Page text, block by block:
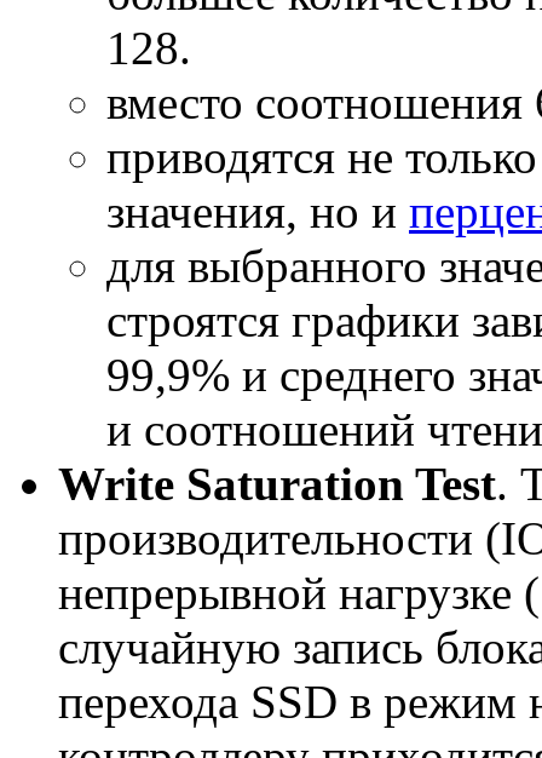
128.
вместо соотношения
приводятся не
значения, но и
для выбранного
строятся графики
99,9% и среднего
и соотношений
Write Saturation Test.
производительности
непрерывной нагрузке
случайную запись
перехода SSD в